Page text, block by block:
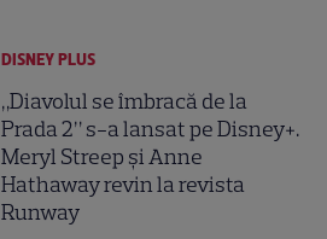
DISNEY PLUS
„Diavolul se îmbracă de la
Prada 2” s-a lansat pe Disney+.
Meryl Streep și Anne
Hathaway revin la revista
Runway